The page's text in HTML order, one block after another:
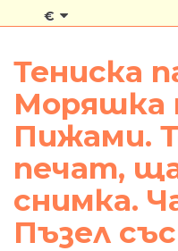
€
Тениска
Моряшка
Пижами.
печат,
снимка.
Пъзел